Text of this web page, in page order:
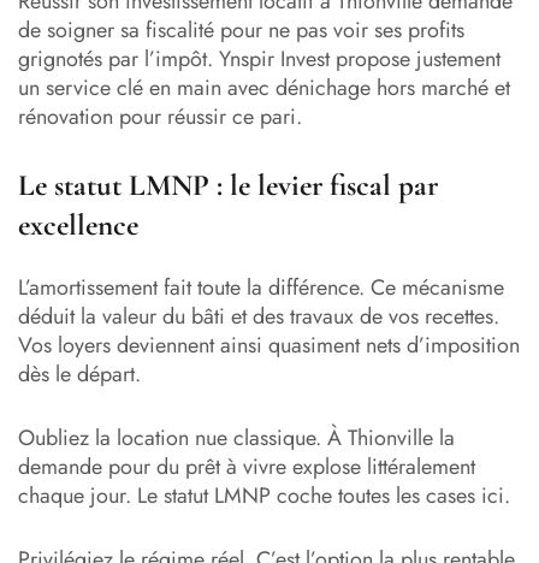
de soigner sa fiscalité pour ne pas voir ses profits
grignotés par l’impôt. Ynspir Invest propose justement
un service clé en main avec dénichage hors marché et
rénovation pour réussir ce pari.
Le statut LMNP : le levier fiscal par
excellence
L’amortissement fait toute la différence. Ce mécanisme
déduit la valeur du bâti et des travaux de vos recettes.
Vos loyers deviennent ainsi quasiment nets d’imposition
dès le départ.
Oubliez la location nue classique. À Thionville la
demande pour du prêt à vivre explose littéralement
chaque jour. Le statut LMNP coche toutes les cases ici.